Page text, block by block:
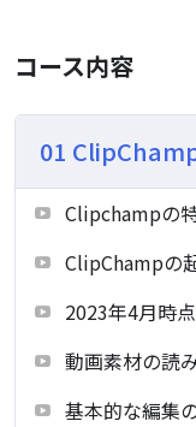
コース内容
01
Clipchampの
ClipChampの
2023年4月時
動画素材の読
基本的な編集